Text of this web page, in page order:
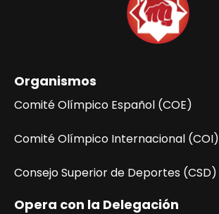
E
v
n
o
Organismos
Comité Olímpico Español (COE)
Comité Olímpico Internacional (COI)
Consejo Superior de Deportes (CSD)
Opera con la Delegación